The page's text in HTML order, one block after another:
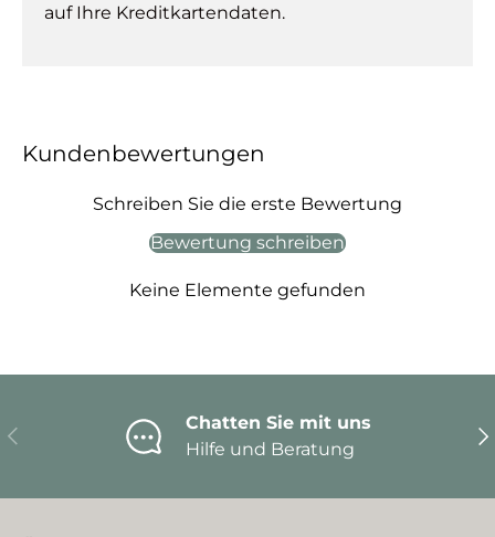
auf Ihre Kreditkartendaten.
Kundenbewertungen
Schreiben Sie die erste Bewertung
Bewertung schreiben
Keine Elemente gefunden
Vorherige
Chatten Sie mit uns
Hilfe und Beratung